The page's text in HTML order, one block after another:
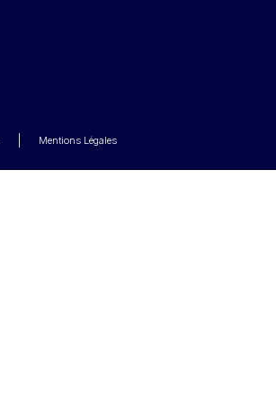
Mentions Légales